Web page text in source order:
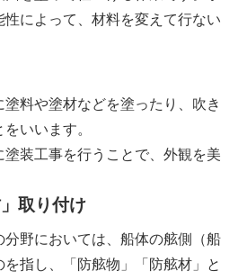
によって、材料を変えて行ない
料や塗材などを塗ったり、吹き
いいます。
装工事を行うことで、外観を美
取り付け
野においては、船体の舷側（船
指し、「防舷物」「防舷材」と